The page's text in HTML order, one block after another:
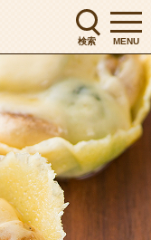
検索 MENU